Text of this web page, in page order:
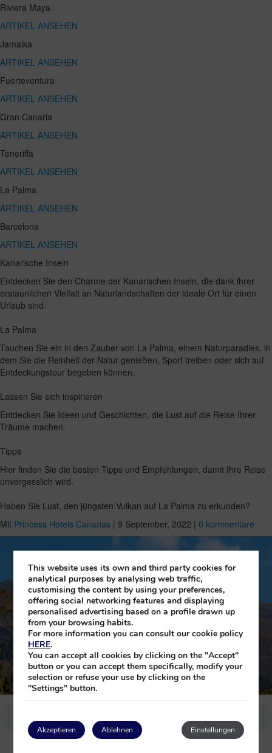
Riviera Maya
ARTIKEL ANSEHEN
Jamaika
ARTIKEL ANSEHEN
Fuerteventura
ARTIKEL ANSEHEN
Gran Canaria
ARTIKEL ANSEHEN
Teneriffa
ARTIKEL ANSEHEN
La Palma
ARTIKEL ANSEHEN
Barcelona
ARTIKEL ANSEHEN
Kanarische Inseln
Entdecken Sie den Charme der Kanarischen Inseln, die dank ihrer
erstaunlichen Vielfalt an Naturlandschaften der ideale Ort für einen
Urlaub sind.
La Palma
Tauchen Sie ein in den Zauber von La Palma, einem Naturparadies, in
dem Sie die Reinheit der Natur genießen, Sport treiben oder sich auf
Entdeckungstour begeben können.
Lassen Sie sich inspirieren
Entdecken Sie Ideen und Geschichten, die Lust auf die Reise Ihrer
Träume machen.
Tipps
Hier finden Sie die besten Tipps und Empfehlungen, damit Ihre Reise
unvergesslich wird.
Haben Sie Lust, den jüngsten Vulkan auf La Palma zu erkunden?
Mit Princess Hotels Canarias | 9 September, 2022 | 0 kommentare
This website uses its own and third party cookies for
analytical purposes by analysing web traffic,
customising the content by using your preferences,
offering social networking features and displaying
personalised advertising based on a profile drawn up
from your browsing habits.
For more information you can consult our cookie policy
HERE.
You can accept all cookies by clicking on the "Accept"
button or you can accept them specifically, modify your
selection or refuse your use by clicking on the
"Settings" button.
Akzeptieren Einstellungen
Ablehnen